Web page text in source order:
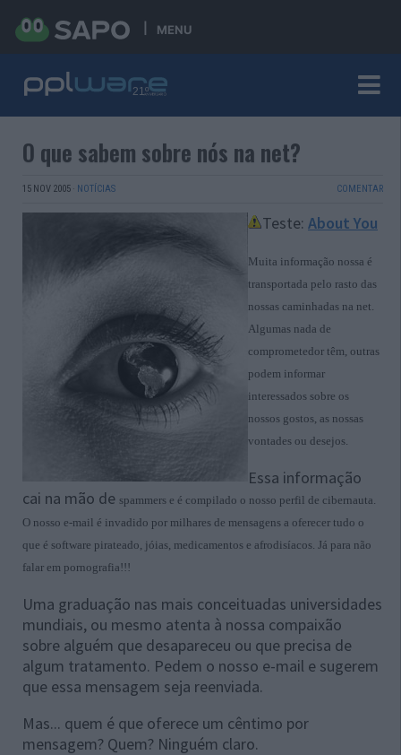
MENU
O que sabem sobre nós na net?
15 NOV 2005 · NOTÍCIAS COMENTAR
Teste: About You
Muita informação nossa é
transportada pelo rasto das
nossas caminhadas na net.
Algumas nada de
comprometedor têm, outras
podem informar
interessados sobre os
nossos gostos, as nossas
vontades ou desejos.
Essa informação
cai na mão de spammers e é compilado o nosso perfil de cibernauta.
O nosso e-mail é invadido por milhares de mensagens a oferecer tudo o
que é software pirateado, jóias, medicamentos e afrodisíacos. Já para não
falar em pornografia!!!
Uma graduação nas mais conceituadas universidades
mundiais, ou mesmo atenta à nossa compaixão
sobre alguém que desapareceu ou que precisa de
algum tratamento. Pedem o nosso e-mail e sugerem
que essa mensagem seja reenviada.
Mas... quem é que oferece um cêntimo por
mensagem? Quem? Ninguém claro.